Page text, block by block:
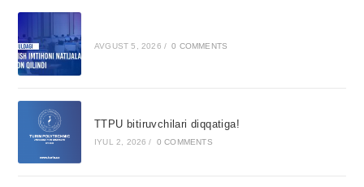
AVGUST 5, 2026 / 0 COMMENTS
TTPU bitiruvchilari diqqatiga!
IYUL 2, 2026 / 0 COMMENTS